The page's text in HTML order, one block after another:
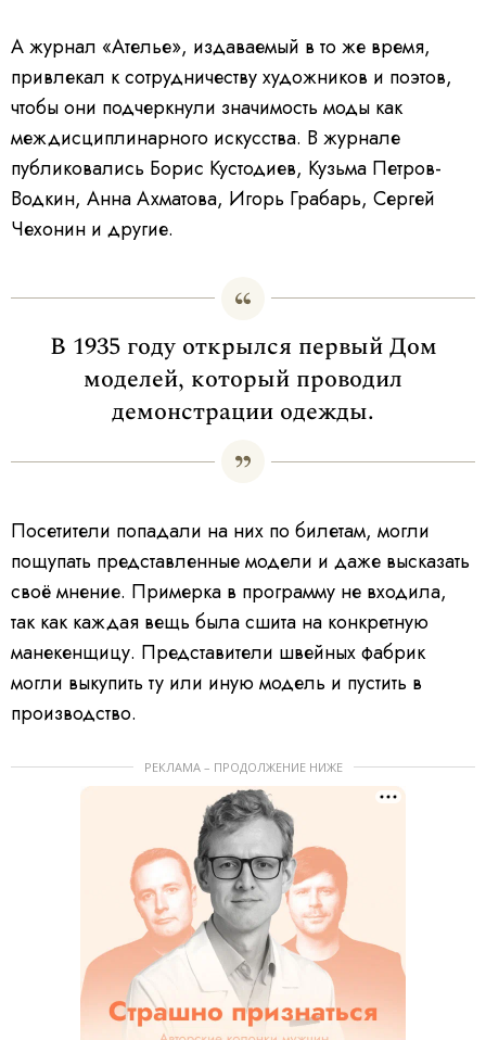
А журнал «Ателье», издаваемый в то же время,
привлекал к сотрудничеству художников и поэтов,
чтобы они подчеркнули значимость моды как
междисциплинарного искусства. В журнале
публиковались Борис Кустодиев, Кузьма Петров-
Водкин, Анна Ахматова, Игорь Грабарь, Сергей
Чехонин и другие.
В 1935 году открылся первый Дом
моделей, который проводил
демонстрации одежды.
Посетители попадали на них по билетам, могли
пощупать представленные модели и даже высказать
своё мнение. Примерка в программу не входила,
так как каждая вещь была сшита на конкретную
манекенщицу. Представители швейных фабрик
могли выкупить ту или иную модель и пустить в
производство.
РЕКЛАМА – ПРОДОЛЖЕНИЕ НИЖЕ